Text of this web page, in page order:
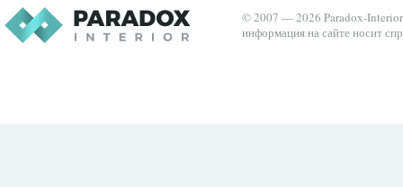
© 2007 — 2026 Paradox-
информация на сайте носит